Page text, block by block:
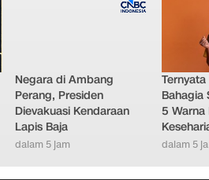
Negara di Ambang
Perang, Presiden
Dievakuasi Kendaraan
Lapis Baja
dalam 5 jam
Bahagia
5
dalam 5